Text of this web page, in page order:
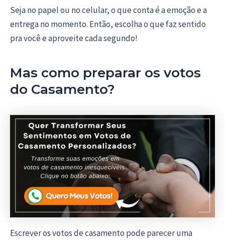
Seja no papel ou no celular, o que conta é a emoção e a
entrega no momento. Então, escolha o que faz sentido
pra você e aproveite cada segundo!
Mas como preparar os votos
do Casamento?
Escrever os votos de casamento pode parecer uma